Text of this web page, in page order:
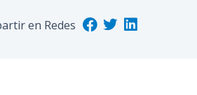
en Redes